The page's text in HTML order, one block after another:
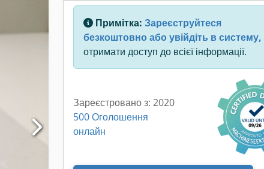
Примітка: Зареєструйтеся
безкоштовно або увійдіть в систему,
отримати доступ до всієї інформації.
Зареєстровано з: 2020
500 Оголошення
онлайн